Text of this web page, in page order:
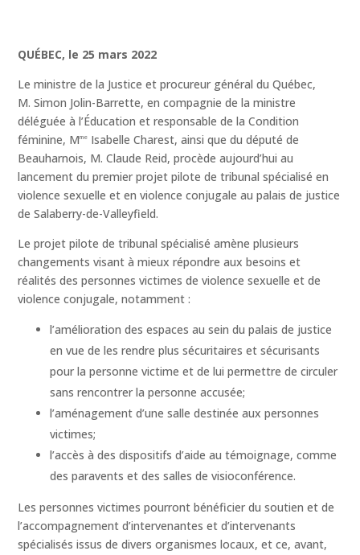
QUÉBEC, le 25 mars 2022
Le ministre de la Justice et procureur général du Québec,
M. Simon Jolin-Barrette, en compagnie de la ministre
déléguée à l’Éducation et responsable de la Condition
féminine, Mme Isabelle Charest, ainsi que du député de
Beauharnois, M. Claude Reid, procède aujourd’hui au
lancement du premier projet pilote de tribunal spécialisé en
violence sexuelle et en violence conjugale au palais de justice
de Salaberry-de-Valleyfield.
Le projet pilote de tribunal spécialisé amène plusieurs
changements visant à mieux répondre aux besoins et
réalités des personnes victimes de violence sexuelle et de
violence conjugale, notamment :
l’amélioration des espaces au sein du palais de justice
en vue de les rendre plus sécuritaires et sécurisants
pour la personne victime et de lui permettre de circuler
sans rencontrer la personne accusée;
l’aménagement d’une salle destinée aux personnes
victimes;
l’accès à des dispositifs d’aide au témoignage, comme
des paravents et des salles de visioconférence.
Les personnes victimes pourront bénéficier du soutien et de
l’accompagnement d’intervenantes et d’intervenants
spécialisés issus de divers organismes locaux, et ce, avant,